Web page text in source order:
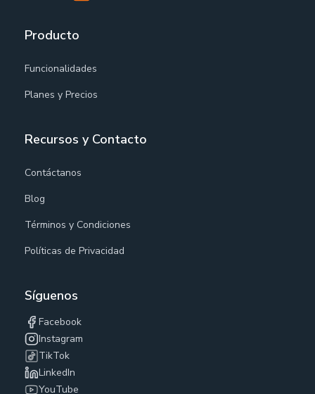
Producto
Funcionalidades
Planes y Precios
Recursos y Contacto
Contáctanos
Blog
Términos y Condiciones
Políticas de Privacidad
Síguenos
Facebook
Instagram
TikTok
LinkedIn
YouTube